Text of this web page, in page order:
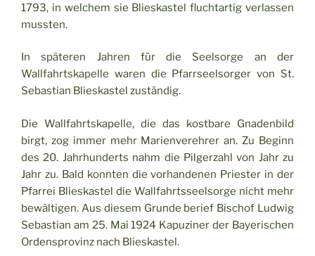
1793, in welchem sie Blieskastel fluchtartig verlassen
mussten.
In späteren Jahren für die Seelsorge an der
Wallfahrtskapelle waren die Pfarrseelsorger von St.
Sebastian Blieskastel zuständig.
Die Wallfahrtskapelle, die das kostbare Gnadenbild
birgt, zog immer mehr Marienverehrer an. Zu Beginn
des 20. Jahrhunderts nahm die Pilgerzahl von Jahr zu
Jahr zu. Bald konnten die vorhandenen Priester in der
Pfarrei Blieskastel die Wallfahrtsseelsorge nicht mehr
bewältigen. Aus diesem Grunde berief Bischof Ludwig
Sebastian am 25. Mai 1924 Kapuziner der Bayerischen
Ordensprovinz nach Blieskastel.